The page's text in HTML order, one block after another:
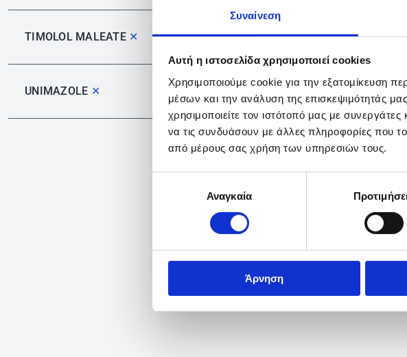
Συναίνεση
Αυτή η ιστοσελίδα χρησιμοποιεί cookies
Χρησιμοποιούμε cookie για την εξατομίκευση
μέσων και την ανάλυση της επισκεψιμότητάς
χρησιμοποιείτε τον ιστότοπό μας με
να τις συνδυάσουν με άλλες πληροφορίες που
από μέρους σας χρήση των υπηρεσιών τους.
συγκατάθεσηςΑναγκαία
Άρνηση
TIMOLOL MALEATE ✕
UNIMAZOLE ✕